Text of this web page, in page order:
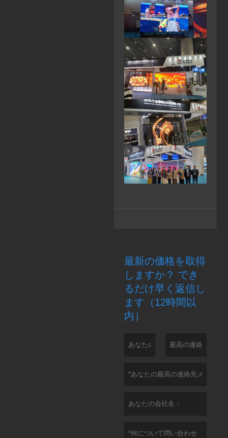
最新の価格を取得
しますか？ でき
るだけ早く返信し
ます（12時間以
内）